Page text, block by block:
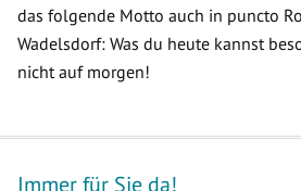
das folgende Motto auch in puncto
Wadelsdorf: Was du heute kannst
nicht auf morgen!
Immer für Sie da!